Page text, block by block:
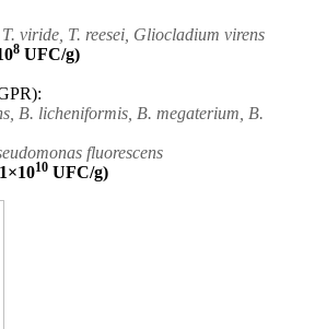
viride, T. reesei, Gliocladium virens
8 UFC/g)
B. licheniformis, B. megaterium, B.
fluorescens
10 UFC/g)